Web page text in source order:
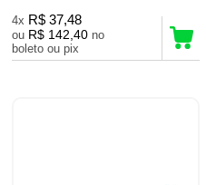
4x R$ 37,48
ou R$ 142,40 no
boleto ou pix